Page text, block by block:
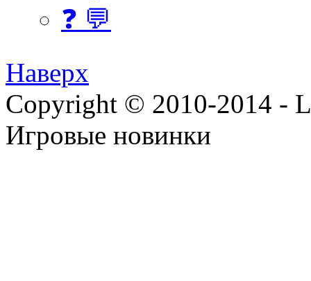
❓ 💬
Наверх
Copyright © 2010-2014 -
Игровые новинки